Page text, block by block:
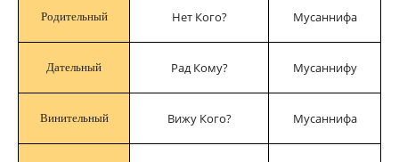
Родительный Нет Кого? Мусаннифа
Дательный Рад Кому? Мусаннифу
Винительный Вижу Кого? Мусаннифа